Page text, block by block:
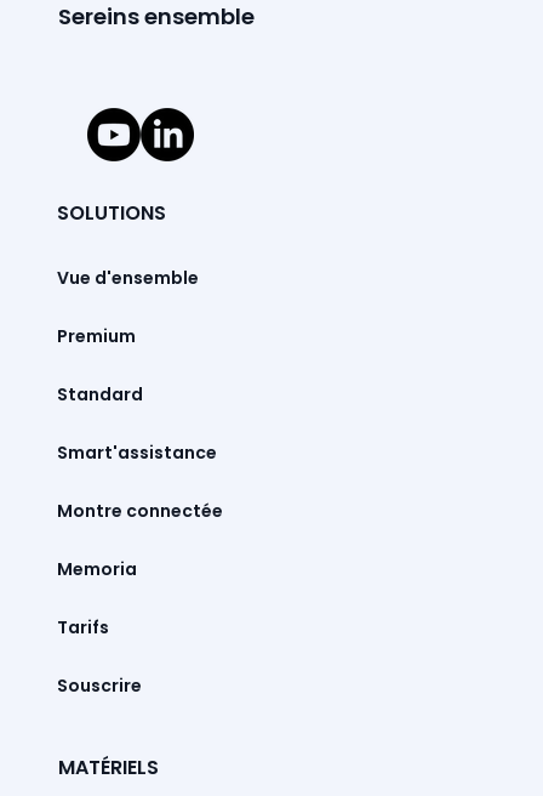
Sereins ensemble
SOLUTIONS
Vue d'ensemble
Premium
Standard
Smart'assistance
Montre connectée
Memoria
Tarifs
Souscrire
MATÉRIELS